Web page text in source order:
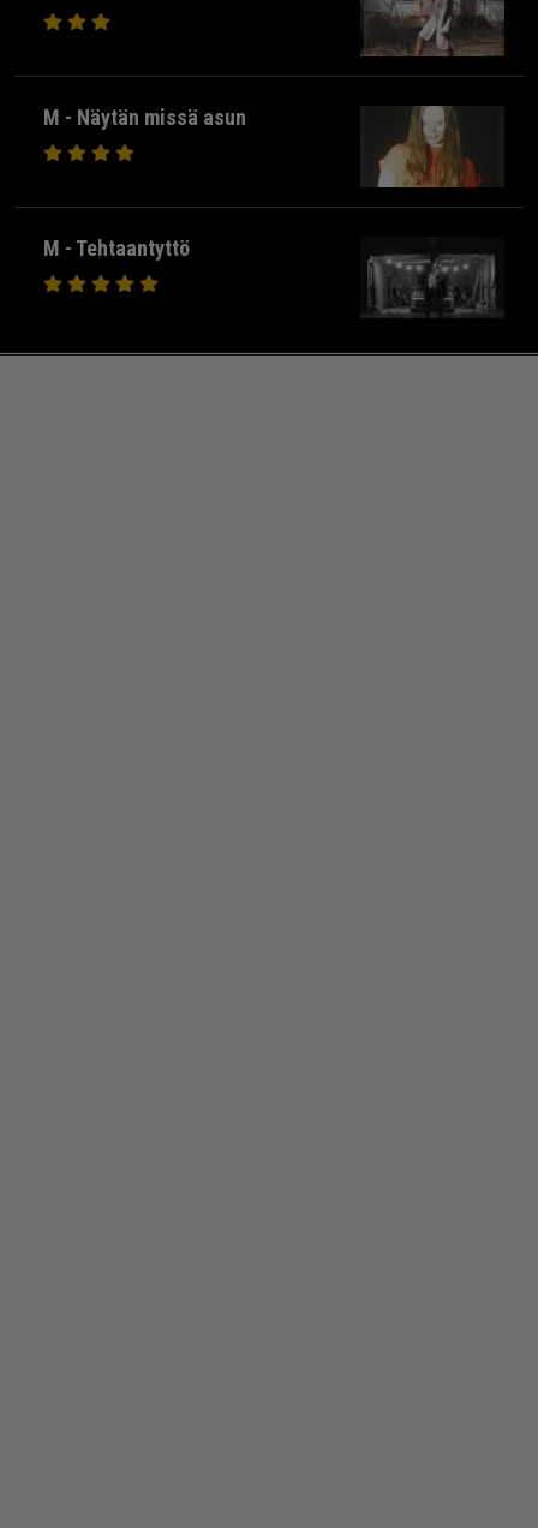
M - Näytän missä asun
M - Tehtaantyttö